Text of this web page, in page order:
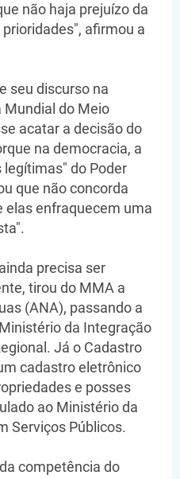
não haja prejuízo da
afirmou a
seu discurso na
Mundial do Meio
acatar a decisão do
na democracia, a
do Poder
que não concorda
elas enfraquecem uma
precisa ser
tirou do MMA a
(ANA), passando a
da Integração
Já o Cadastro
cadastro eletrônico
e posses
ao Ministério da
Serviços Públicos.
competência do